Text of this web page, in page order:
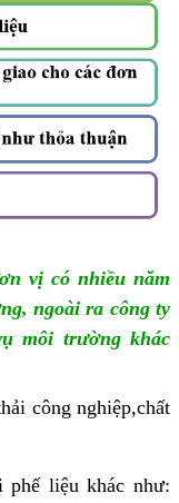
vị có nhiều năm
ngoài ra công ty
môi trường khác
công nghiệp,chất
phế liệu khác như: